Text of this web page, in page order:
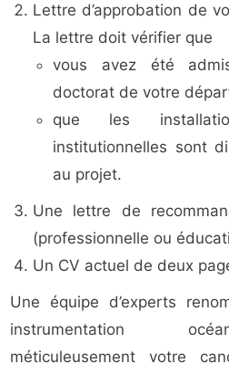
Lettre d’approbation de
La lettre doit vérifier que
vous avez été
doctorat de votre
que les
institutionnelles sont
au projet.
Une lettre de
(professionnelle ou
Un CV actuel de deux
Une équipe d’experts
instrumentation
méticuleusement votre